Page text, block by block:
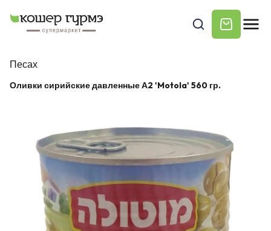
Песах
Оливки сирийские давленные А2 'Motola' 560 гр.